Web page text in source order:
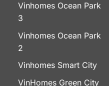
Vinhomes Ocean Park
3
Vinhomes Ocean Park
2
Vinhomes Smart City
VinHomes Green City